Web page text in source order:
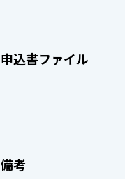
申込書ファイル
備考